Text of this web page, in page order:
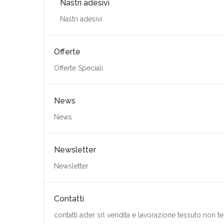
Nastri adesivi
Nastri adesivi
Offerte
Offerte Speciali
News
News
Newsletter
Newsletter
Contatti
contatti aster srl vendita e lavorazione tessuto non